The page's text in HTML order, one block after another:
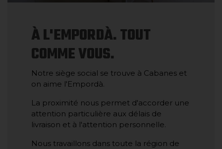
À L'EMPORDÀ. TOUT
COMME VOUS.
Notre siège social se trouve à Cabanes et
on aime l'Empordà.
La proximité nous permet d'accorder une
attention particulière aux délais de
livraison et à l'attention personnelle.
Nous travaillons dans toute la région de